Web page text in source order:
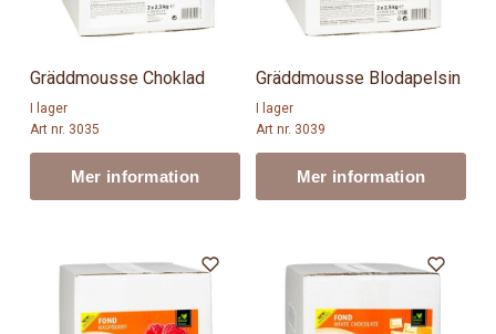
Gräddmousse Choklad
I lager
Art nr. 3035
Mer information
Gräddmousse Blodapelsin
I lager
Art nr. 3039
Mer information